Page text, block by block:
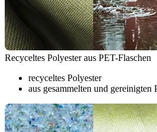
Recyceltes Polyester aus PET-Flaschen
recyceltes Polyester
aus gesammelten und gereinigten